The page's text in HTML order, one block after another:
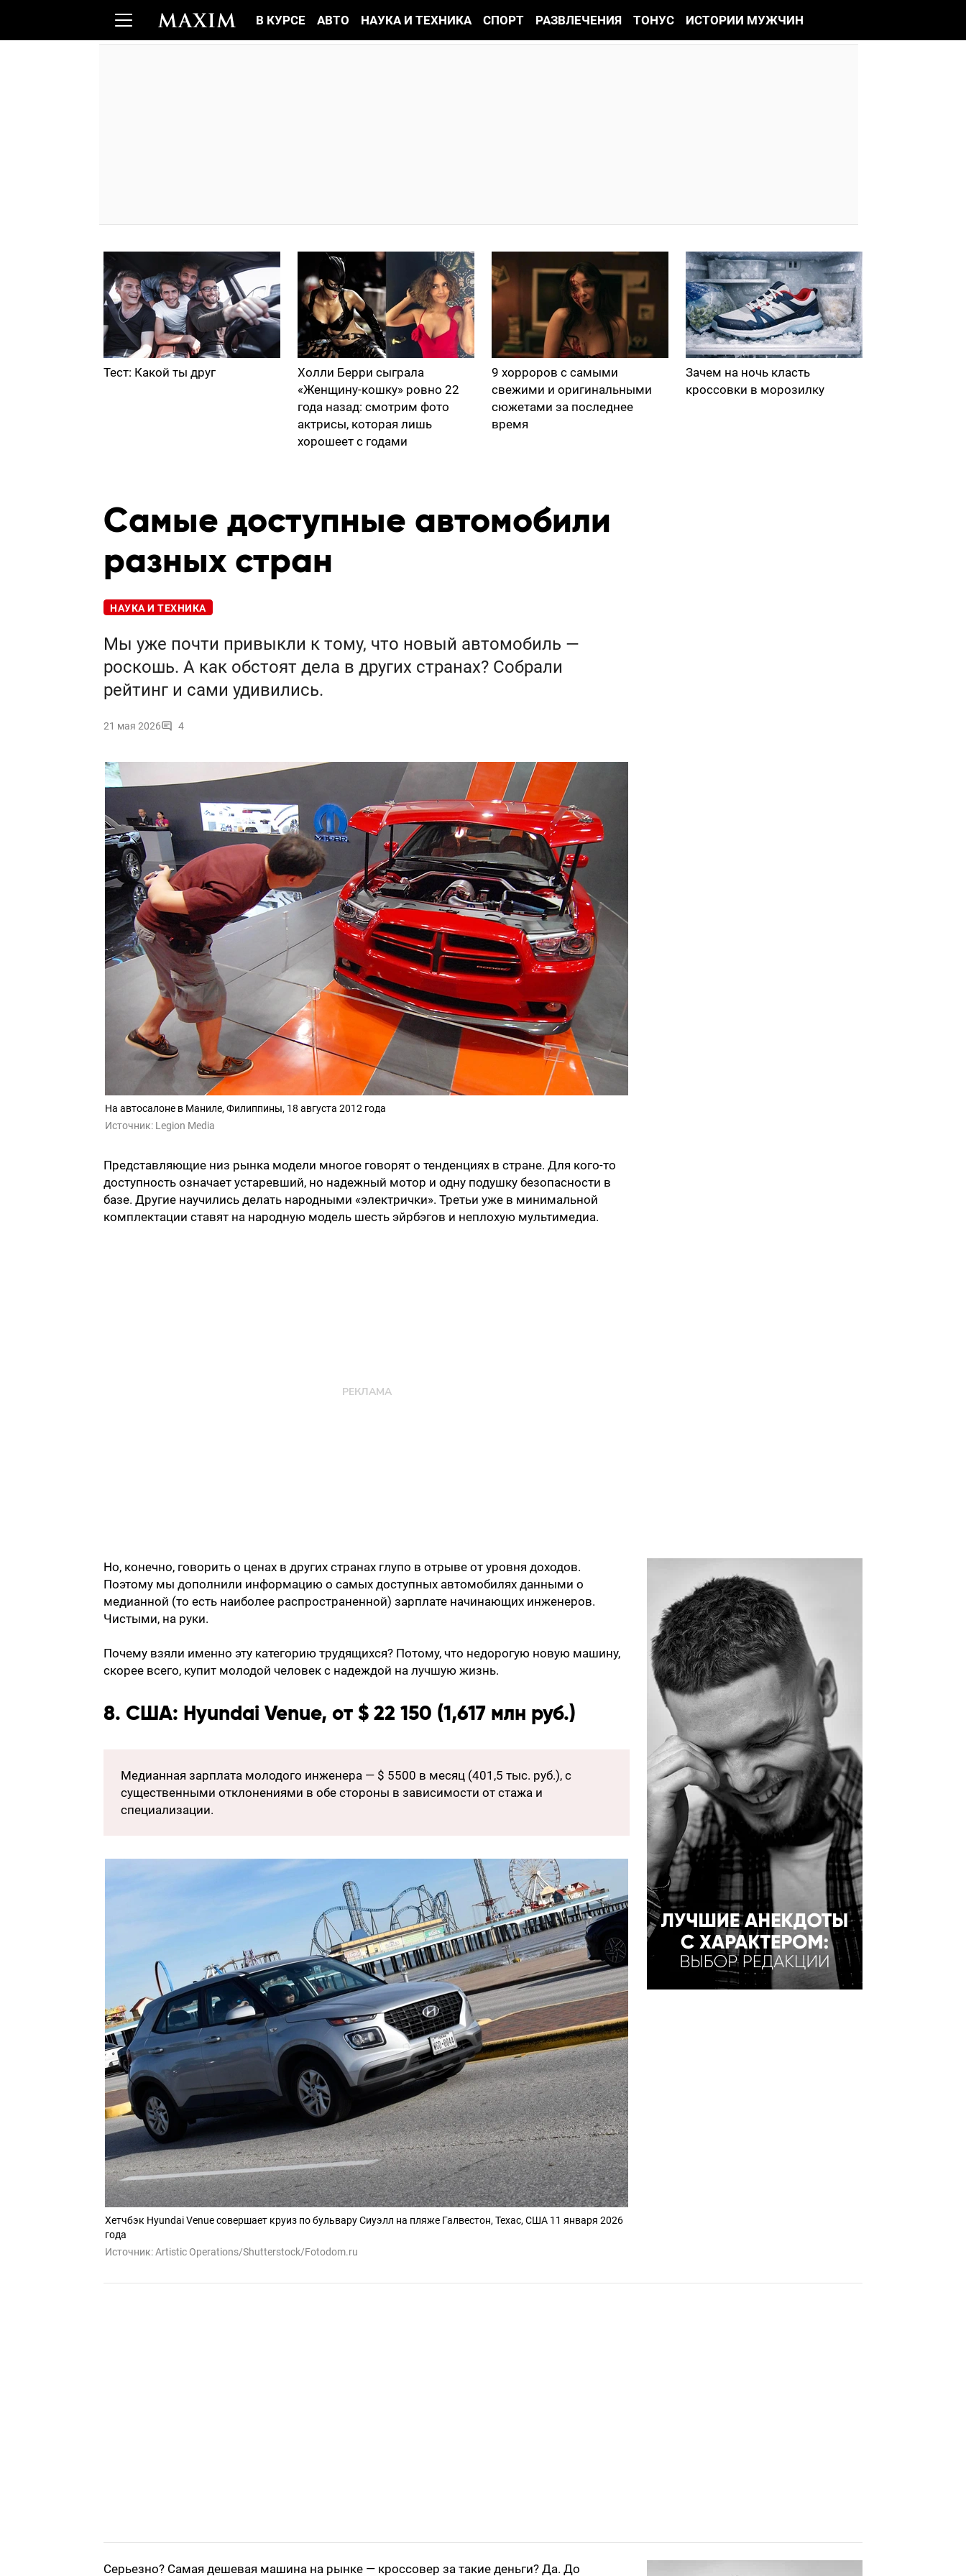
В КУРСЕ АВТО НАУКА И ТЕХНИКА СПОРТ РАЗВЛЕЧЕНИЯ ТОНУС ИСТОРИИ МУЖЧИН
Тест: Какой ты друг
Холли Берри сыграла
«Женщину-кошку» ровно 22
года назад: смотрим фото
актрисы, которая лишь
хорошеет с годами
9 хорроров с самыми
свежими и оригинальными
сюжетами за последнее
время
Зачем на ночь класть
кроссовки в морозилку
Самые доступные автомобили
разных стран
НАУКА И ТЕХНИКА
Мы уже почти привыкли к тому, что новый автомобиль —
роскошь. А как обстоят дела в других странах? Собрали
рейтинг и сами удивились.
21 мая 2026 4
На автосалоне в Маниле, Филиппины, 18 августа 2012 года
Источник: Legion Media
Представляющие низ рынка модели многое говорят о тенденциях в стране. Для кого-то
доступность означает устаревший, но надежный мотор и одну подушку безопасности в
базе. Другие научились делать народными «электрички». Третьи уже в минимальной
комплектации ставят на народную модель шесть эйрбэгов и неплохую мультимедиа.
Но, конечно, говорить о ценах в других странах глупо в отрыве от уровня доходов.
Поэтому мы дополнили информацию о самых доступных автомобилях данными о
медианной (то есть наиболее распространенной) зарплате начинающих инженеров.
Чистыми, на руки.
Почему взяли именно эту категорию трудящихся? Потому, что недорогую новую машину,
скорее всего, купит молодой человек с надеждой на лучшую жизнь.
8. США: Hyundai Venue, от $ 22 150 (1,617 млн руб.)
Медианная зарплата молодого инженера — $ 5500 в месяц (401,5 тыс. руб.), с
существенными отклонениями в обе стороны в зависимости от стажа и
специализации.
Хетчбэк Hyundai Venue совершает круиз по бульвару Сиуэлл на пляже Галвестон, Техас, США 11 января 2026
года
Источник:Artistic Operations/Shutterstock/Fotodom.ru
Серьезно? Самая дешевая машина на рынке — кроссовер за такие деньги? Да. До